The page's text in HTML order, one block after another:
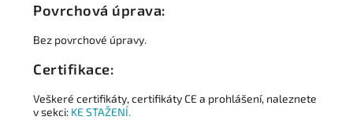
Povrchová úprava:
Bez povrchové úpravy.
Certifikace:
Veškeré certifikáty, certifikáty CE a prohlášení, naleznete
v sekci: KE STAŽENÍ.